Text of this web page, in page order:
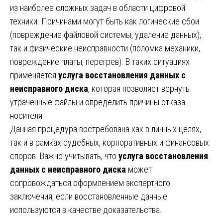
из наиболее сложных задач в области цифровой
техники. Причинами могут быть как логические сбои
(повреждение файловой системы, удаление данных),
так и физические неисправности (поломка механики,
повреждение платы, перегрев). В таких ситуациях
применяется услуга восстановления данных с
неисправного диска, которая позволяет вернуть
утраченные файлы и определить причины отказа
носителя.
Данная процедура востребована как в личных целях,
так и в рамках судебных, корпоративных и финансовых
споров. Важно учитывать, что услуга восстановления
данных с неисправного диска может
сопровождаться оформлением экспертного
заключения, если восстановленные данные
используются в качестве доказательства.